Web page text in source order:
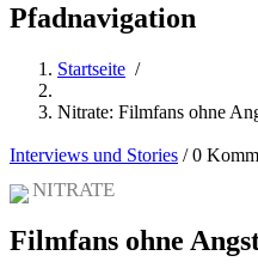
Pfadnavigation
Startseite /
Nitrate: Filmfans ohne
Interviews und Stories /0
NITRATE
Filmfans ohne